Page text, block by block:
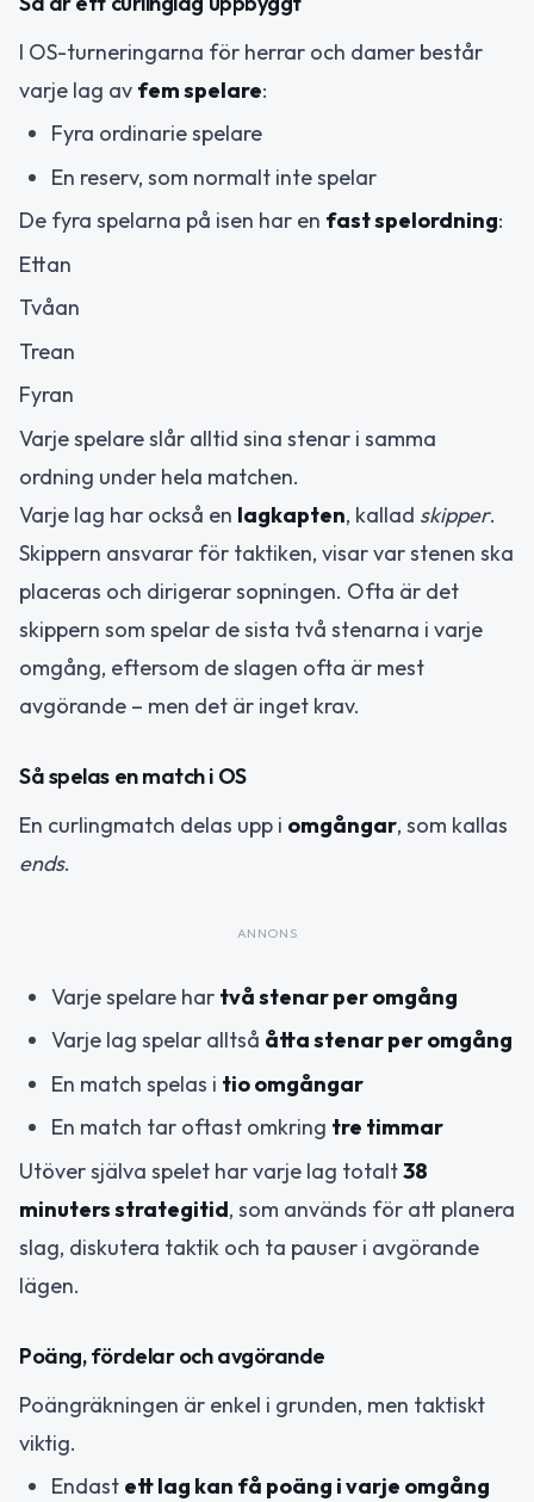
I OS-turneringarna för herrar och damer består
varje lag av fem spelare:
Fyra ordinarie spelare
En reserv, som normalt inte spelar
De fyra spelarna på isen har en fast spelordning:
Ettan
Tvåan
Trean
Fyran
Varje spelare slår alltid sina stenar i samma
ordning under hela matchen.
Varje lag har också en lagkapten, kallad skipper.
Skippern ansvarar för taktiken, visar var stenen ska
placeras och dirigerar sopningen. Ofta är det
skippern som spelar de sista två stenarna i varje
omgång, eftersom de slagen ofta är mest
avgörande – men det är inget krav.
Så spelas en match i OS
En curlingmatch delas upp i omgångar, som kallas
ends.
ANNONS
Varje spelare har två stenar per omgång
Varje lag spelar alltså åtta stenar per omgång
En match spelas i tio omgångar
En match tar oftast omkring tre timmar
Utöver själva spelet har varje lag totalt38
minuters strategitid, som används för att planera
slag, diskutera taktik och ta pauser i avgörande
lägen.
Poäng, fördelar och avgörande
Poängräkningen är enkel i grunden, men taktiskt
viktig.
Endast ett lag kan få poäng i varje omgång